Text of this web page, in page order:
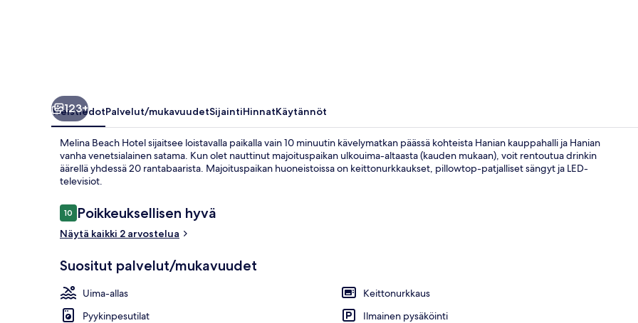
123+
YleistiedotPalvelut/mukavuudetSijaintiHinnatKäytännöt
Melina Beach Hotel sijaitsee loistavalla paikalla vain 10 minuutin kävelymatkan päässä kohteista Hanian kauppahalli ja Hanian
vanha venetsialainen satama. Kun olet nauttinut majoituspaikan ulkouima-altaasta (kauden mukaan), voit rentoutua drinkin
äärellä yhdessä 20 rantabaarista. Majoituspaikan huoneistoissa on keittonurkkaukset, pillowtop-patjalliset sängyt ja LED-
televisiot.
Arvostelut
1010 kautta 10.
Poikkeuksellisen hyvä
Näytä kaikki 2 arvostelua
Suositut palvelut/mukavuudet
Uima-allas
Keittonurkkaus
Pyykinpesutilat
Ilmainen pysäköinti